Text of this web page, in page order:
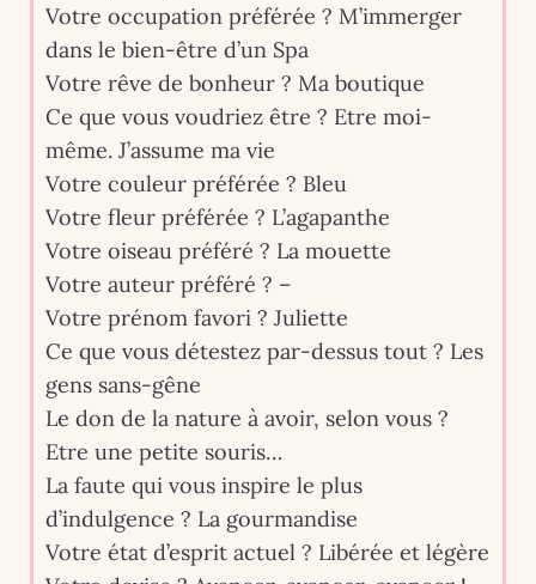
Votre occupation préférée ? M’immerger
dans le bien-être d’un Spa
Votre rêve de bonheur ? Ma boutique
Ce que vous voudriez être ? Etre moi-
même. J’assume ma vie
Votre couleur préférée ? Bleu
Votre fleur préférée ? L’agapanthe
Votre oiseau préféré ? La mouette
Votre auteur préféré ? –
Votre prénom favori ? Juliette
Ce que vous détestez par-dessus tout ? Les
gens sans-gêne
Le don de la nature à avoir, selon vous ?
Etre une petite souris…
La faute qui vous inspire le plus
d’indulgence ? La gourmandise
Votre état d’esprit actuel ? Libérée et légère